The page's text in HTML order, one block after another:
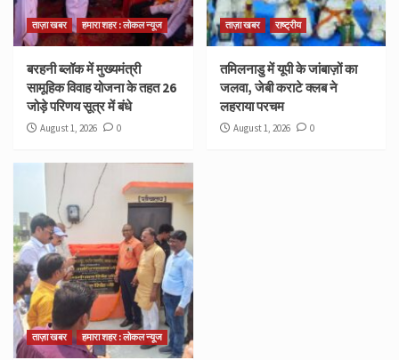
ताज़ा खबर हमारा शहर : लोकल न्यूज
बरहनी ब्लॉक में मुख्यमंत्री
सामूहिक विवाह योजना के तहत 26
जोड़े परिणय सूत्र में बंधे
August 1, 2026 0
ताज़ा खबर राष्ट्रीय
तमिलनाडु में यूपी के जांबाज़ों का
जलवा, जेबी कराटे क्लब ने
लहराया परचम
August 1, 2026 0
ताज़ा खबर हमारा शहर : लोकल न्यूज